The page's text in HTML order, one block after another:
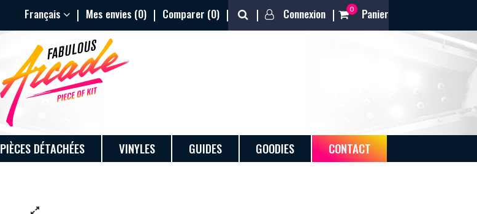
Français Mes envies (0) Comparer (0) Connexion 0 Panier
PIÈCES DÉTACHÉES VINYLES GUIDES GOODIES CONTACT